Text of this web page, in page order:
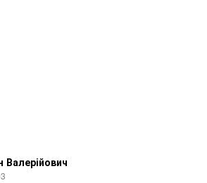
Валерійович